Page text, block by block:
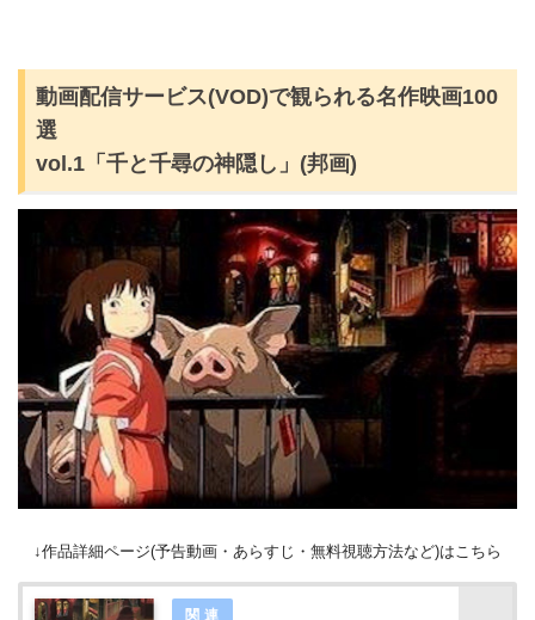
動画配信サービス(VOD)で観られる名作映画100
選
vol.1「千と千尋の神隠し」(邦画)
↓作品詳細ページ(予告動画・あらすじ・無料視聴方法など)はこちら